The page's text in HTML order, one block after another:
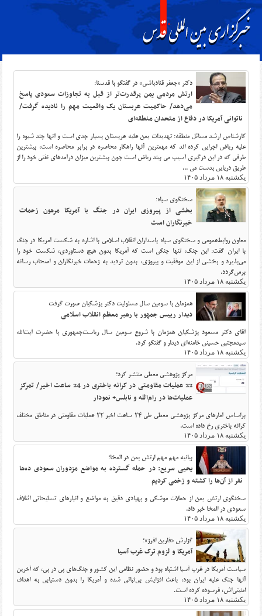
دکتر «جعفر قنادباشی» در گفتگو با قدسنا:
ارتش مردمی یمن پرقدرت‌تر از قبل به تجاوزات سعودی پاسخ
می‌دهد/ حاکمیت عربستان یک واقعیت مهم را نادیده گرفت/
ناتوانی آمریکا در دفاع از متحدان منطقه‌ای
کارشناس ارشد مسائل منطقه: تهدیدات یمن علیه عربستان بسیار جدی است و آنها چند شیوه را
علیه ریاض اجرایی کرده اند که مهمترین آنها راهکار محاصره در برابر محاصره است، بیشترین
طرفی که در این درگیری آسیب می بیند ریاض است چون بیشترین میزان درآمدهای نفتی خود را از
طریق دریایی بدست می ...
یکشنبه ۱۸ مرداد ۱۴۰۵
سخنگوی سپاه:
بخشی از پیروزی ایران در جنگ با آمریکا مرهون زحمات
خبرنگاران است
معاون روابط‌عمومی و سخنگوی سپاه پاسداران انقلاب اسلامی با اشاره به شکست آمریکا در جنگ
با ایران گفت: این جنگ، تنها جنگی است که آمریکا بدون هیچ دستاوردی، شکست خود را
می‌پذیرد و بخشی از این موفقیت و پیروزی، بدون تردید به زحمات خبرنگاران و اصحاب رسانه
برمی‌گردد.
یکشنبه ۱۸ مرداد ۱۴۰۵
همزمان با سومین سال مسئولیت دکتر پزشکیان صورت گرفت
دیدار رییس جمهور با رهبر معظم انقلاب اسلامی
آقای دکتر مسعود پزشکیان همزمان با شروع سومین سال ریاست‌جمهوری با حضرت آیت‌الله
سیدمجتبی حسینی خامنه‌ای دیدار و گفتگو کرد.
یکشنبه ۱۸ مرداد ۱۴۰۵
مرکز پژوهشی معطی منتشر کرد؛
22 عملیات مقاومتی در کرانه باختری در 24 ساعت اخیر/ تمرکز
عملیات‌ها در رام‌الله و نابلس+ نمودار
براساس آمارهای مرکز پژوهشی معطی طی 24 ساعت اخیر 22 عملیات مقاومتی در مناطق مختلف
کرانه باختری رخ داده است.
یکشنبه ۱۸ مرداد ۱۴۰۵
بیانیه مهم مهم ارتش یمن در المخا؛
یحیی سریع: در حمله گسترده به مواضع مزدوران سعودی ده‌ها
نفر از آن‌ها را کشته و زخمی کردیم
سخنگوی ارتش یمن از حملات موشکی و پهپادی دقیق به مواضع و انبارهای تسلیحاتی ائتلاف
سعودی در المخا خبر داد.
یکشنبه ۱۸ مرداد ۱۴۰۵
گزارش «فارین افرز»؛
آمریکا و لزوم ترک غرب آسیا
سیاست آمریکا در غرب آسیا اشتباه بود و حضور نظامی این کشور و جنگ‌های پی در پی، که آخرین
آنها جنگ علیه ایران بود، باعث افزایش بی‌ثباتی شده و آمریکا را بدون دستیابی به اهداف
امنیتی‌اش، فرسوده کرده است.
یکشنبه ۱۸ مرداد ۱۴۰۵